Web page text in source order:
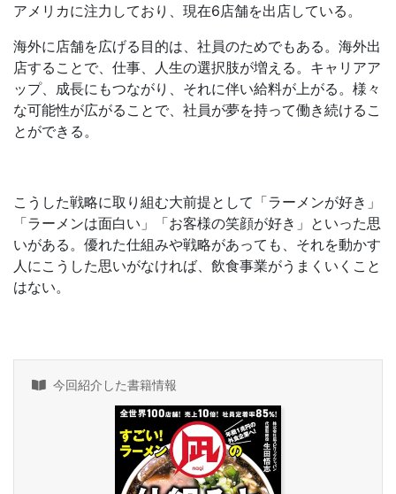
アメリカに注力しており、現在6店舗を出店している。
海外に店舗を広げる目的は、社員のためでもある。海外出
店することで、仕事、人生の選択肢が増える。キャリアア
ップ、成長にもつながり、それに伴い給料が上がる。様々
な可能性が広がることで、社員が夢を持って働き続けるこ
とができる。
こうした戦略に取り組む大前提として「ラーメンが好き」
「ラーメンは面白い」「お客様の笑顔が好き」といった思
いがある。優れた仕組みや戦略があっても、それを動かす
人にこうした思いがなければ、飲食事業がうまくいくこと
はない。
今回紹介した書籍情報